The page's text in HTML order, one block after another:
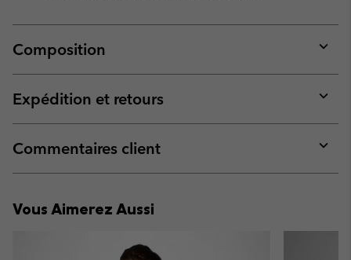
Composition
or
Expédition et retours
or
Commentaires client
or
Vous Aimerez Aussi